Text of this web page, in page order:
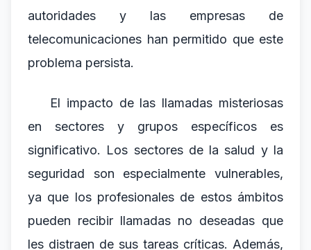
autoridades y las empresas de
telecomunicaciones han permitido que este
problema persista.
El impacto de las llamadas misteriosas
en sectores y grupos específicos es
significativo. Los sectores de la salud y la
seguridad son especialmente vulnerables,
ya que los profesionales de estos ámbitos
pueden recibir llamadas no deseadas que
les distraen de sus tareas críticas. Además,